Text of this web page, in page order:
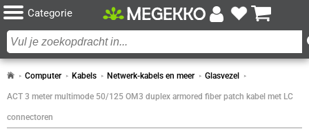
Categorie
Computer Kabels Netwerk-kabels en meer Glasvezel
ACT 3 meter multimode 50/125 OM3 duplex armored fiber patch kabel met LC
connectoren